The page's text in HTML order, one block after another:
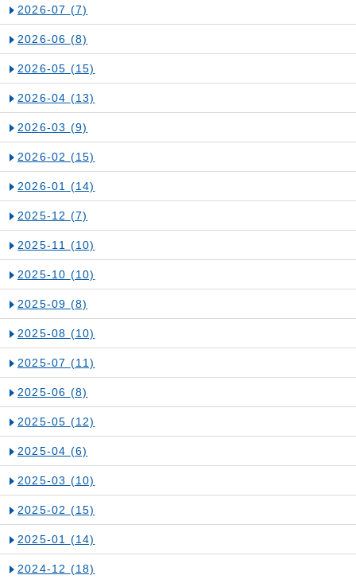
2026-07 (7)
2026-06 (8)
2026-05 (15)
2026-04 (13)
2026-03 (9)
2026-02 (15)
2026-01 (14)
2025-12 (7)
2025-11 (10)
2025-10 (10)
2025-09 (8)
2025-08 (10)
2025-07 (11)
2025-06 (8)
2025-05 (12)
2025-04 (6)
2025-03 (10)
2025-02 (15)
2025-01 (14)
2024-12 (18)